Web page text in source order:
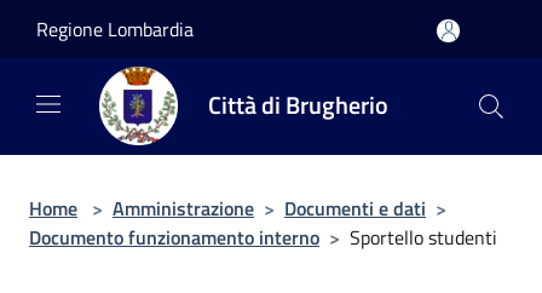
Regione Lombardia
Città di Brugherio
Home > Amministrazione > Documenti e dati >
Documento funzionamento interno > Sportello studenti